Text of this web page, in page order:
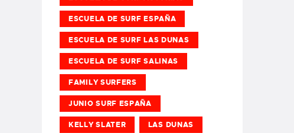
ESCUELA DE SURF ESPAÑA
ESCUELA DE SURF LAS DUNAS
ESCUELA DE SURF SALINAS
FAMILY SURFERS
JUNIO SURF ESPAÑA
KELLY SLATER LAS DUNAS